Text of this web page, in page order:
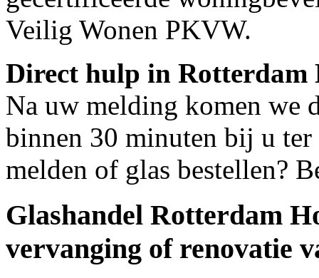
Veilig Wonen PKVW.
Direct hulp in Rotterdam
Na uw melding komen we
binnen 30 minuten bij u ter
melden of glas bestellen?
Glashandel Rotterdam
vervanging of renovatie